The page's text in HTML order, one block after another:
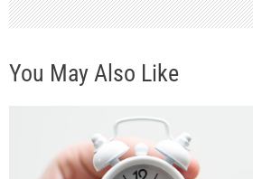
с
я
You May Also Like